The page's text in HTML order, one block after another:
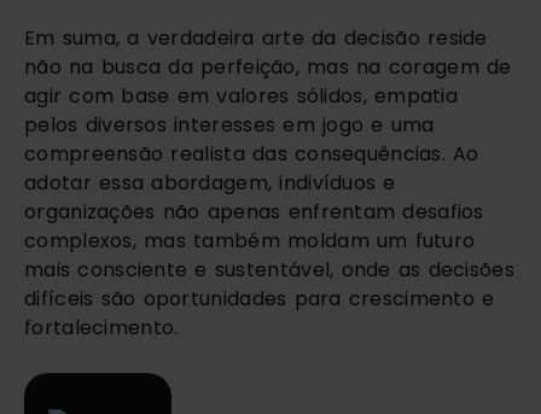
Em suma, a verdadeira arte da decisão reside
não na busca da perfeição, mas na coragem de
agir com base em valores sólidos, empatia
pelos diversos interesses em jogo e uma
compreensão realista das consequências. Ao
adotar essa abordagem, indivíduos e
organizações não apenas enfrentam desafios
complexos, mas também moldam um futuro
mais consciente e sustentável, onde as decisões
difíceis são oportunidades para crescimento e
fortalecimento.